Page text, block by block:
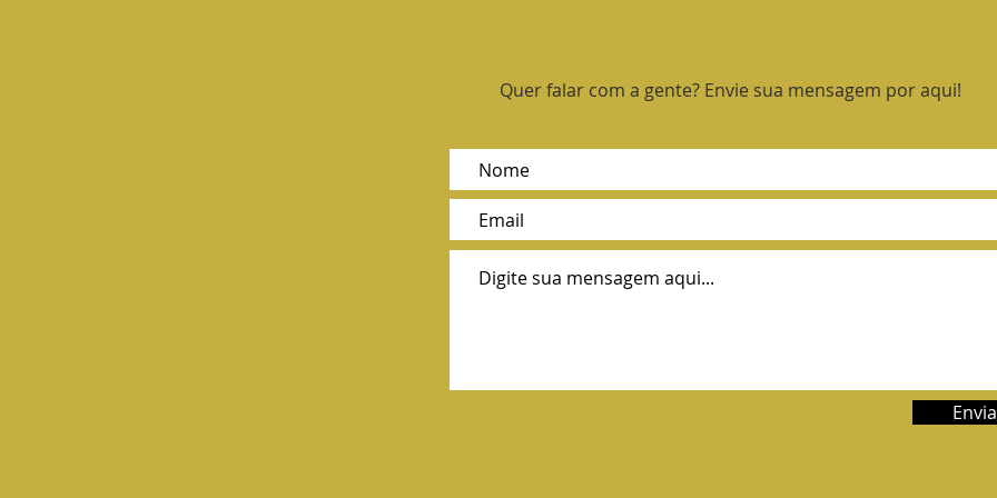
Quer falar com a gente? Envie sua mensagem por aqui!